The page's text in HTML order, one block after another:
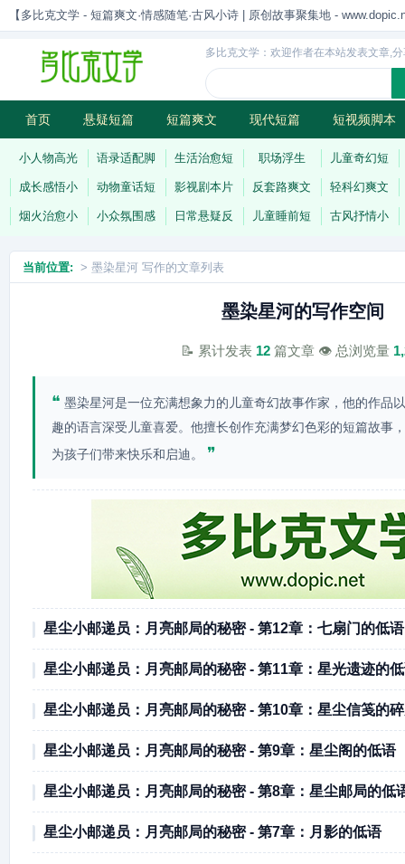
【多比克文学 - 短篇爽文·情感随笔·古风小诗 | 原创故事聚集地 -
多比克文学：欢迎作者在本站发表文章,
首页 悬疑短篇 短篇爽文 现代短篇 短视频脚本
古风小诗 科幻短篇 现代小诗 连载
小人物高光 语录适配脚 生活治愈短 职场浮生 儿童奇幻短
成长感悟小 动物童话短 影视剧本片 反套路爽文 轻科幻爽文
烟火治愈小 小众氛围感 日常悬疑反 儿童睡前短 古风抒情小
当前位置: > 墨染星河 写作的文章列表
墨染星河的写作空间
📝 累计发表 12篇文章 👁️ 总浏览量
❝ 墨染星河是一位充满想象力的儿童奇幻故事作家，他的作品
趣的语言深受儿童喜爱。他擅长创作充满梦幻色彩的短篇故事
为孩子们带来快乐和启迪。
❞
星尘小邮递员：月亮邮局的秘密 - 第12章：七扇门的低语
星尘小邮递员：月亮邮局的秘密 - 第11章：星光遗迹的
星尘小邮递员：月亮邮局的秘密 - 第10章：星尘信笺的
星尘小邮递员：月亮邮局的秘密 - 第9章：星尘阁的低语
星尘小邮递员：月亮邮局的秘密 - 第8章：星尘邮局的低
星尘小邮递员：月亮邮局的秘密 - 第7章：月影的低语